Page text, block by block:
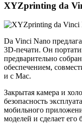
XYZprinting da
Da Vinci Nano
3D-печати. Он
предварительно
обеспечением,
и с Mac.
Закрытая камера и
безопасность
мобильного
моделей и сделает его